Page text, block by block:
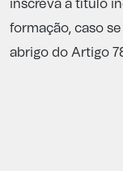
inscreva a título
formação, caso
abrigo do Artigo